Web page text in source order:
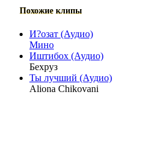
Похожие клипы
И?озат (Аудио)
Мино
Иштибох (Аудио)
Бехруз
Ты лучший (Аудио)
Aliona Chikovani